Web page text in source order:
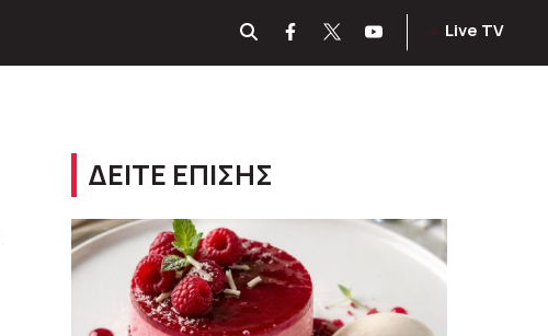
Live TV
ΔΕΙΤΕ ΕΠΙΣΗΣ